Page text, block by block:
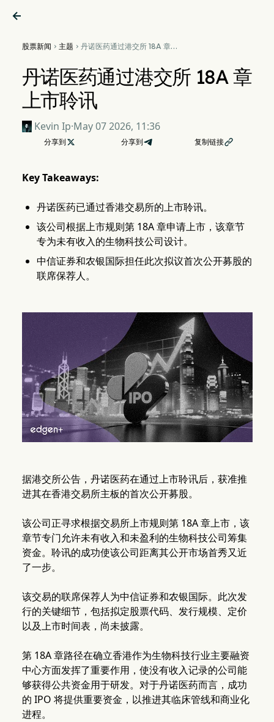

股票新闻  主题  丹诺医药通过港交所 18A 章上
丹诺医药通过港交所 18A 章
上市聆讯
Kevin Ip·May 07 2026, 11:36
分享到  分享到 复制链接
Key Takeaways:
丹诺医药已通过香港交易所的上市聆讯。
该公司根据上市规则第 18A 章申请上市，该章节
专为未有收入的生物科技公司设计。
中信证券和农银国际担任此次拟议首次公开募股的
联席保荐人。
据港交所公告，丹诺医药在通过上市聆讯后，获准推
进其在香港交易所主板的首次公开募股。
该公司正寻求根据交易所上市规则第 18A 章上市，该
章节专门允许未有收入和未盈利的生物科技公司筹集
资金。聆讯的成功使该公司距离其公开市场首秀又近
了一步。
该交易的联席保荐人为中信证券和农银国际。此次发
行的关键细节，包括拟定股票代码、发行规模、定价
以及上市时间表，尚未披露。
第 18A 章路径在确立香港作为生物科技行业主要融资
中心方面发挥了重要作用，使没有收入记录的公司能
够获得公共资金用于研发。对于丹诺医药而言，成功
的 IPO 将提供重要资金，以推进其临床管线和商业化
进程。